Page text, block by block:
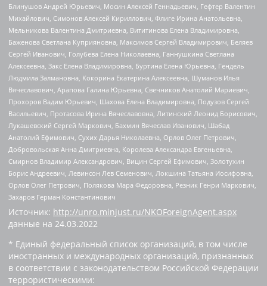
Блинушов Андрей Юрьевич, Мосин Алексей Геннадьевич, Гефтер Валентин
Михайлович, Симонов Алексей Кириллович, Флиге Ирина Анатольевна,
Мельникова Валентина Дмитриевна, Вититинова Елена Владимировна,
Баженова Светлана Куприяновна, Максимов Сергей Владимирович, Беляев
Сергей Иванович, Голубева Елена Николаевна, Ганнушкина Светлана
Алексеевна, Закс Елена Владимировна, Буртина Елена Юрьевна, Гендель
Людмила Залмановна, Кокорина Екатерина Алексеевна, Шуманов Илья
Вячеславович, Арапова Галина Юрьевна, Свечников Анатолий Мариевич,
Прохоров Вадим Юрьевич, Шахова Елена Владимировна, Подузов Сергей
Васильевич, Протасова Ирина Вячеславовна, Литинский Леонид Борисович,
Лукашевский Сергей Маркович, Бахмин Вячеслав Иванович, Шабад
Анатолий Ефимович, Сухих Дарья Николаевна, Орлов Олег Петрович,
Добровольская Анна Дмитриевна, Королева Александра Евгеньевна,
Смирнов Владимир Александрович, Вицин Сергей Ефимович, Золотухин
Борис Андреевич, Левинсон Лев Семенович, Локшина Татьяна Иосифовна,
Орлов Олег Петрович, Полякова Мара Федоровна, Резник Генри Маркович,
Захаров Герман Константинович
Источник: http://unro.minjust.ru/NKOForeignAgent.aspx
данные на 24.03.2022
* Единый федеральный список организаций, в том числе
иностранных и международных организаций, признанных
в соответствии с законодательством Российской Федерации
террористическими: